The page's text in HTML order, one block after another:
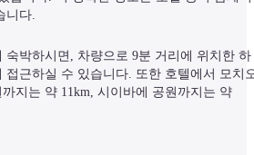
니다.
숙박하시면, 차량으로 9분 거리에 위치한 하
접근하실 수 있습니다. 또한 호텔에서 모치
지는 약 11km, 시이바에 공원까지는 약